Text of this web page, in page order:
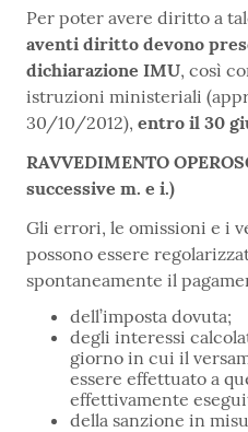
Per poter avere diritto a
aventi diritto devono
dichiarazione IMU, così
istruzioni ministeriali
30/10/2012), entro il 30
RAVVEDIMENTO
successive m. e i.)
Gli errori, le omissioni e i
possono essere
spontaneamente il
dell’imposta dovuta;
degli interessi
giorno in cui il
essere effettuato a
effettivamente
della sanzione in